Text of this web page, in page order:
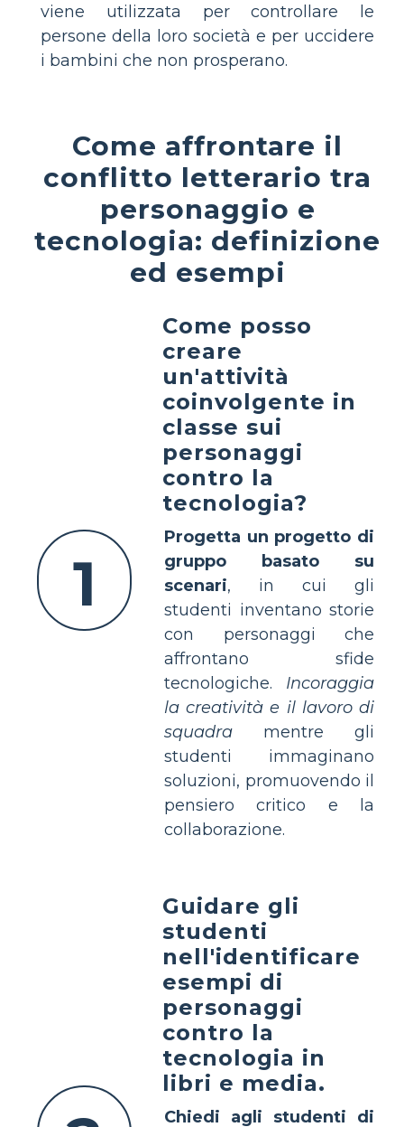
viene utilizzata per controllare le
persone della loro società e per uccidere
i bambini che non prosperano.
Come affrontare il
conflitto letterario tra
personaggio e
tecnologia: definizione
ed esempi
1
Come posso
creare
un'attività
coinvolgente in
classe sui
personaggi
contro la
tecnologia?
Progetta un progetto di
gruppo basato su
scenari, in cui gli
studenti inventano storie
con personaggi che
affrontano sfide
tecnologiche. Incoraggia
la creatività e il lavoro di
squadra mentre gli
studenti immaginano
soluzioni, promuovendo il
pensiero critico e la
collaborazione.
Guidare gli
studenti
nell'identificare
esempi di
personaggi
contro la
tecnologia in
libri e media.
Chiedi agli studenti di